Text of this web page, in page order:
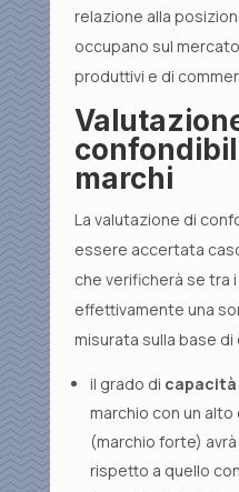
relazione alla
occupano sul
produttivi e di
marchi
La valutazione di
essere accertata
che verificherà se tra
effettivamente una
misurata sulla base
il grado di
marchio con un
(marchio forte)
rispetto a quello